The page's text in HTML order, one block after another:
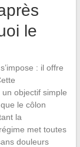
le
s’impose : il offre
objectif simple
le côlon
la
met toutes
douleurs